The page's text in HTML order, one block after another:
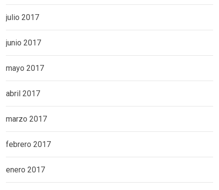
julio 2017
junio 2017
mayo 2017
abril 2017
marzo 2017
febrero 2017
enero 2017